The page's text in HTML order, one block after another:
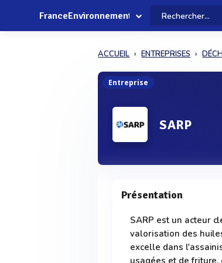
FranceEnvironnement
ACCUEIL ENTREPRISES
Entreprise
SARP
Présentation
SARP est un acteur
valorisation des
excelle dans
usagées et de